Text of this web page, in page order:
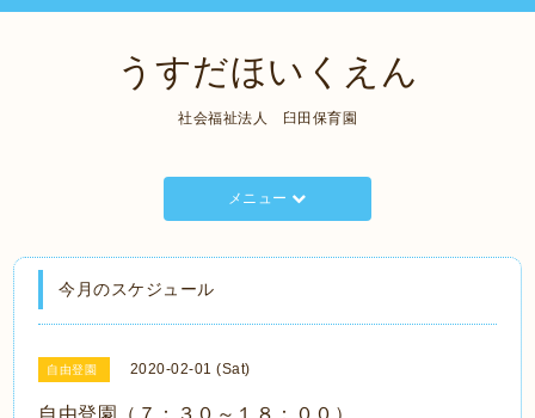
うすだほいくえん
社会福祉法人 臼田保育園
メニュー
今月のスケジュール
自由登園 2020-02-01 (Sat)
自由登園（７：３０～１８：００）